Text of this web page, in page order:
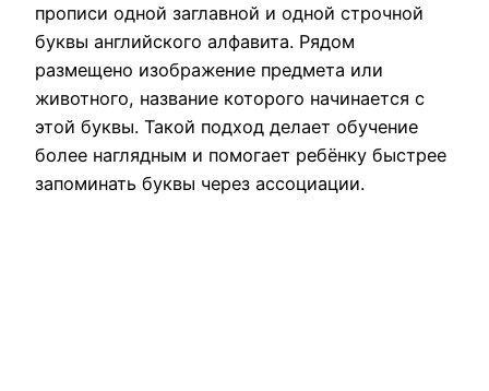
прописи одной заглавной и одной строчной
буквы английского алфавита. Рядом
размещено изображение предмета или
животного, название которого начинается с
этой буквы. Такой подход делает обучение
более наглядным и помогает ребёнку быстрее
запоминать буквы через ассоциации.